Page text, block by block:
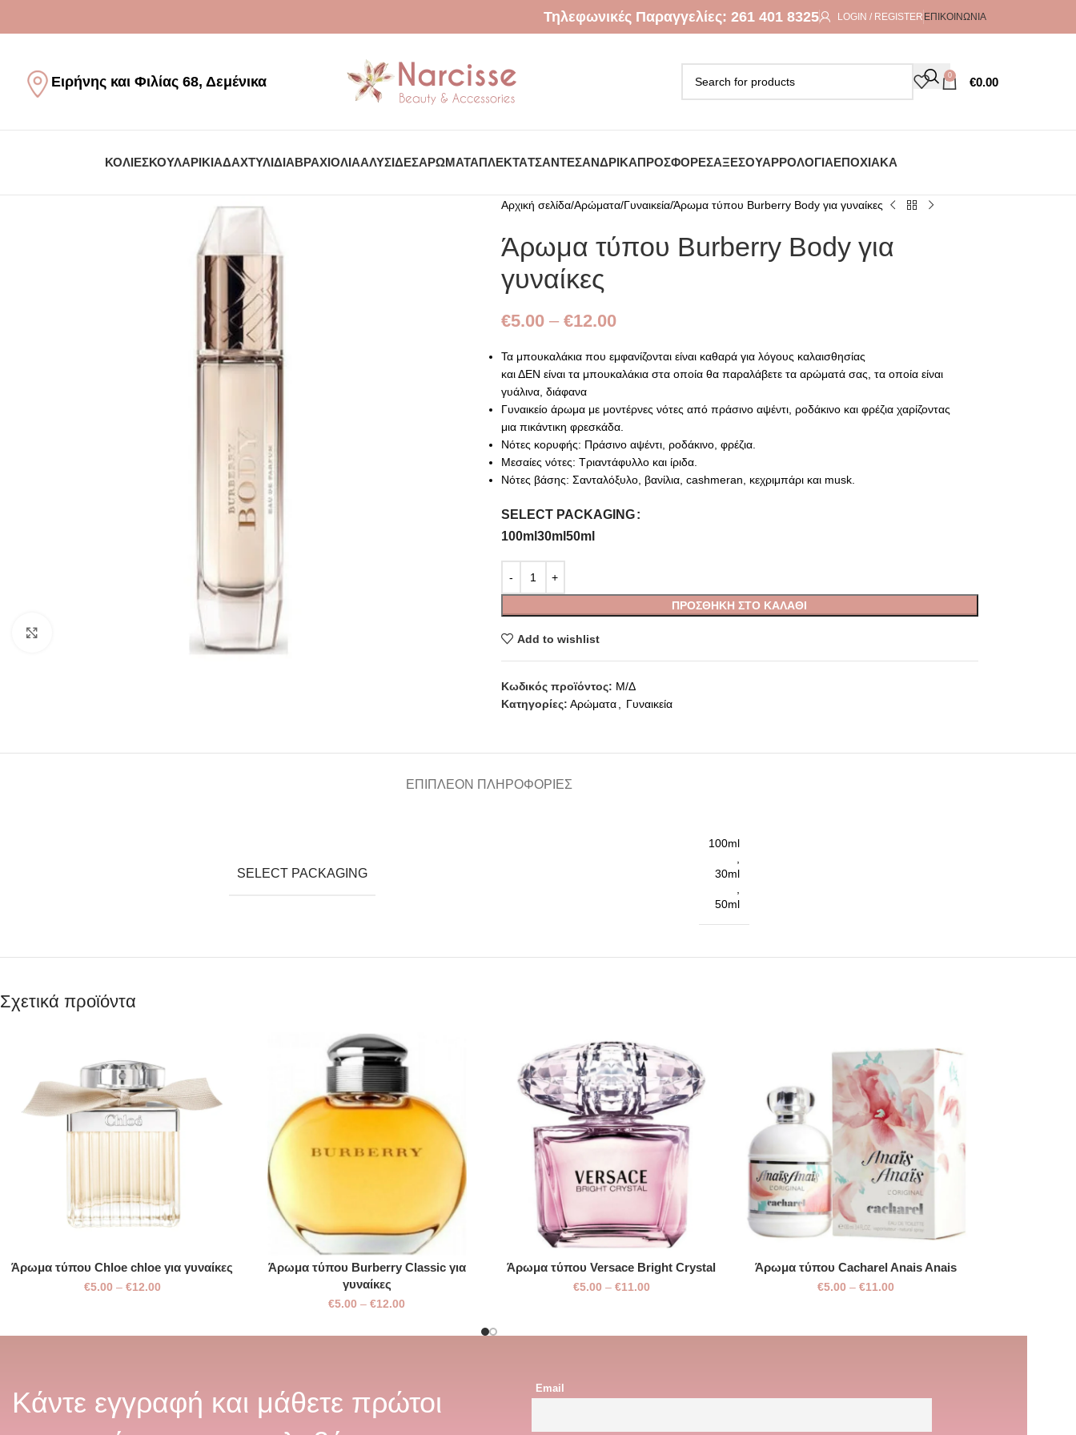
Τηλεφωνικές Παραγγελίες: 261 401 8325 LOGIN / REGISTER ΕΠΙΚΟΙΝΩΝΊΑ
Ειρήνης και Φιλίας 68, Δεμένικα 0 €0.00
ΚΟΛΙΈΣΚΟΥΛΑΡΊΚΙΑΔΑΧΤΥΛΊΔΙΑΒΡΑΧΙΌΛΙΑΑΛΥΣΊΔΕΣΑΡΏΜΑΤΑΠΛΕΚΤΆΤΣΆΝΤΕΣΑΝΔΡΙΚΆΠΡΟΣΦΟΡΈΣΑΞΕΣΟΥΆΡΡΟΛΌΓΙΑΕΠΟΧΙΑΚΆ
Αρχική σελίδα Αρώματα Γυναικεία Άρωμα τύπου Burberry Body για γυναίκες
Άρωμα τύπου Burberry Body για
γυναίκες
€5.00– €12.00
Τα μπουκαλάκια που εμφανίζονται είναι καθαρά για λόγους καλαισθησίας
και ΔΕΝ είναι τα μπουκαλάκια στα οποία θα παραλάβετε τα αρώματά σας, τα οποία είναι
γυάλινα, διάφανα
Γυναικείο άρωμα με μοντέρνες νότες από πράσινο αψέντι, ροδάκινο και φρέζια χαρίζοντας
μια πικάντικη φρεσκάδα.
Νότες κορυφής: Πράσινο αψέντι, ροδάκινο, φρέζια.
Μεσαίες νότες: Τριαντάφυλλο και ίριδα.
Νότες βάσης: Σανταλόξυλο, βανίλια, cashmeran, κεχριμπάρι και musk.
SELECT PACKAGING
100ml 30ml 50ml
ΠΡΟΣΘΉΚΗ ΣΤΟ ΚΑΛΆΘΙ
Add to wishlist
Κωδικός προϊόντος: Μ/Δ
Κατηγορίες: Αρώματα Γυναικεία
ΕΠΙΠΛΈΟΝ ΠΛΗΡΟΦΟΡΊΕΣ
SELECT PACKAGING
100ml
30ml
50ml
Σχετικά προϊόντα
Άρωμα τύπου Chloe chloe για γυναίκες
€5.00 – €12.00
Άρωμα τύπου Burberry Classic για
γυναίκες
€5.00 –€12.00
Άρωμα τύπου Versace Bright Crystal
€5.00 – €11.00
Άρωμα τύπου Cacharel Anais Anais
€5.00 –€11.00
Κάντε εγγραφή και μάθετε πρώτοι
Email